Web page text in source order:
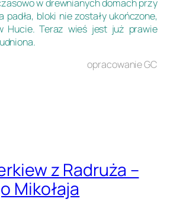
w drewnianych domach przy
padła, bloki nie zostały ukończone,
Hucie. Teraz wieś jest już prawie
opracowanie GC
z Radruża –
Mikołaja